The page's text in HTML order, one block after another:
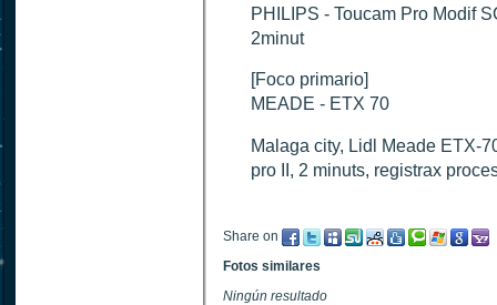
PHILIPS - Toucam Pro Modif
2minut
[Foco primario]
MEADE - ETX 70
Malaga city, Lidl Meade ETX-
pro II, 2 minuts, registrax
Share on
Fotos similares
Ningún resultado